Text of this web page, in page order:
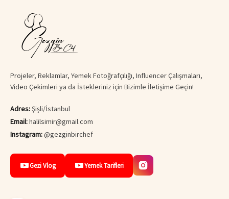
Projeler, Reklamlar, Yemek Fotoğrafçılığı, Influencer Çalışmaları,
Video Çekimleri ya da İstekleriniz için Bizimle İletişime Geçin!
Adres:Şişli/İstanbul
Email:halilsimir@gmail.com
Instagram:@gezginbirchef
Gezi Vlog Yemek Tarifleri